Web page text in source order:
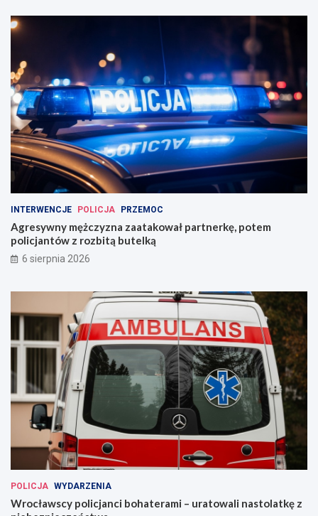
INTERWENCJE POLICJA PRZEMOC
Agresywny mężczyzna zaatakował partnerkę, potem
policjantów z rozbitą butelką
6 sierpnia 2026
POLICJA WYDARZENIA
Wrocławscy policjanci bohaterami – uratowali nastolatkę z